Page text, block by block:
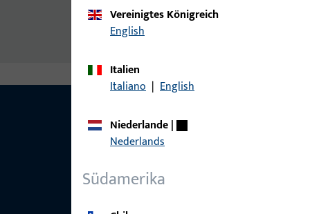
[1] bandseitig einsetzbar.
[2] Sonderfälzung mit 6 mm Überschlag,
Vereinigtes Königreich
English
Italien
Italiano | English
Niederlande|
Nederlands
Südamerika